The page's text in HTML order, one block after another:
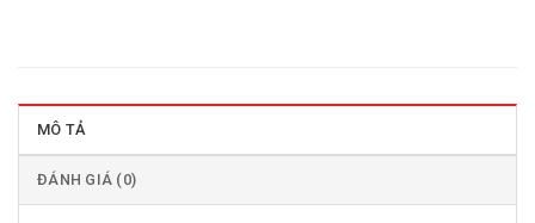
MÔ TẢ
ĐÁNH GIÁ (0)